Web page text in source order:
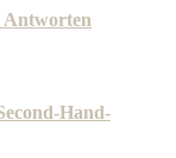
Antworten
Hand-